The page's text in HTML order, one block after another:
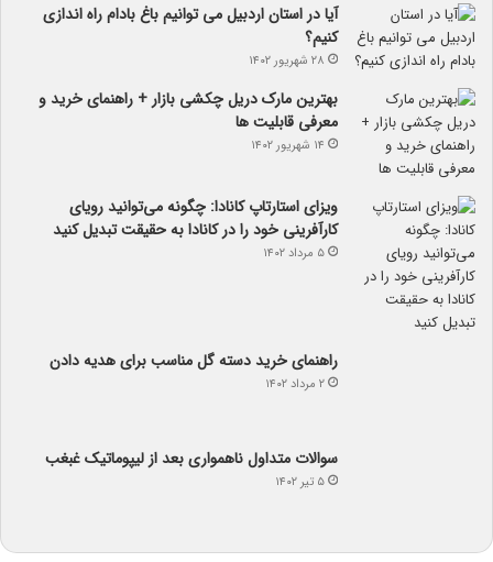
آیا در استان اردبیل می توانیم باغ بادام راه اندازی
کنیم؟
۲۸ شهریور ۱۴۰۲
بهترین مارک دریل چکشی بازار + راهنمای خرید و
معرفی قابلیت ها
۱۴ شهریور ۱۴۰۲
ویزای استارتاپ کانادا: چگونه می‌توانید رویای
کارآفرینی خود را در کانادا به حقیقت تبدیل کنید
۵ مرداد ۱۴۰۲
راهنمای خرید دسته گل مناسب برای هدیه دادن
۲ مرداد ۱۴۰۲
سوالات متداول ناهمواری بعد از لیپوماتیک غبغب
۵ تیر ۱۴۰۲